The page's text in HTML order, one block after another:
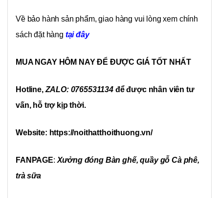
Về bảo hành sản phẩm, giao hàng vui lòng xem chính
sách đặt hàng tại đây
MUA NGAY HÔM NAY ĐỂ ĐƯỢC GIÁ TỐT NHẤT
Hotline, ZALO: 0765531134 để được nhân viên tư
vấn, hỗ trợ kịp thời.
Website: https://noithatthoithuong.vn/
FANPAGE: Xưởng đóng Bàn ghế, quầy gỗ Cà phê,
trà sữa